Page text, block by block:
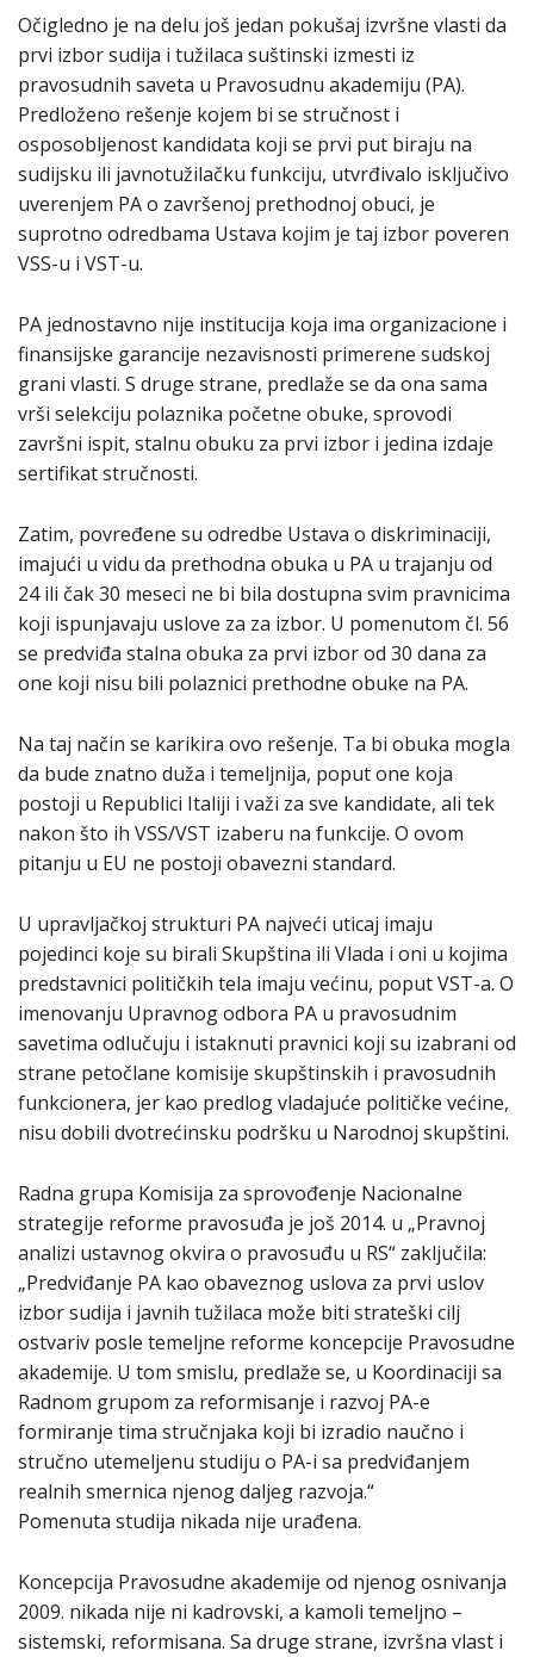
Očigledno je na delu još jedan pokušaj izvršne vlasti da
prvi izbor sudija i tužilaca suštinski izmesti iz
pravosudnih saveta u Pravosudnu akademiju (PA).
Predloženo rešenje kojem bi se stručnost i
osposobljenost kandidata koji se prvi put biraju na
sudijsku ili javnotužilačku funkciju, utvrđivalo isključivo
uverenjem PA o završenoj prethodnoj obuci, je
suprotno odredbama Ustava kojim je taj izbor poveren
VSS-u i VST-u.
PA jednostavno nije institucija koja ima organizacione i
finansijske garancije nezavisnosti primerene sudskoj
grani vlasti. S druge strane, predlaže se da ona sama
vrši selekciju polaznika početne obuke, sprovodi
završni ispit, stalnu obuku za prvi izbor i jedina izdaje
sertifikat stručnosti.
Zatim, povređene su odredbe Ustava o diskriminaciji,
imajući u vidu da prethodna obuka u PA u trajanju od
24 ili čak 30 meseci ne bi bila dostupna svim pravnicima
koji ispunjavaju uslove za za izbor. U pomenutom čl. 56
se predviđa stalna obuka za prvi izbor od 30 dana za
one koji nisu bili polaznici prethodne obuke na PA.
Na taj način se karikira ovo rešenje. Ta bi obuka mogla
da bude znatno duža i temeljnija, poput one koja
postoji u Republici Italiji i važi za sve kandidate, ali tek
nakon što ih VSS/VST izaberu na funkcije. O ovom
pitanju u EU ne postoji obavezni standard.
U upravljačkoj strukturi PA najveći uticaj imaju
pojedinci koje su birali Skupština ili Vlada i oni u kojima
predstavnici političkih tela imaju većinu, poput VST-a. O
imenovanju Upravnog odbora PA u pravosudnim
savetima odlučuju i istaknuti pravnici koji su izabrani od
strane petočlane komisije skupštinskih i pravosudnih
funkcionera, jer kao predlog vladajuće političke većine,
nisu dobili dvotrećinsku podršku u Narodnoj skupštini.
Radna grupa Komisija za sprovođenje Nacionalne
strategije reforme pravosuđa je još 2014. u „Pravnoj
analizi ustavnog okvira o pravosuđu u RS“ zaključila:
„Predviđanje PA kao obaveznog uslova za prvi uslov
izbor sudija i javnih tužilaca može biti strateški cilj
ostvariv posle temeljne reforme koncepcije Pravosudne
akademije. U tom smislu, predlaže se, u Koordinaciji sa
Radnom grupom za reformisanje i razvoj PA-e
formiranje tima stručnjaka koji bi izradio naučno i
stručno utemeljenu studiju o PA-i sa predviđanjem
realnih smernica njenog daljeg razvoja.“
Pomenuta studija nikada nije urađena.
Koncepcija Pravosudne akademije od njenog osnivanja
2009. nikada nije ni kadrovski, a kamoli temeljno –
sistemski, reformisana. Sa druge strane, izvršna vlast i